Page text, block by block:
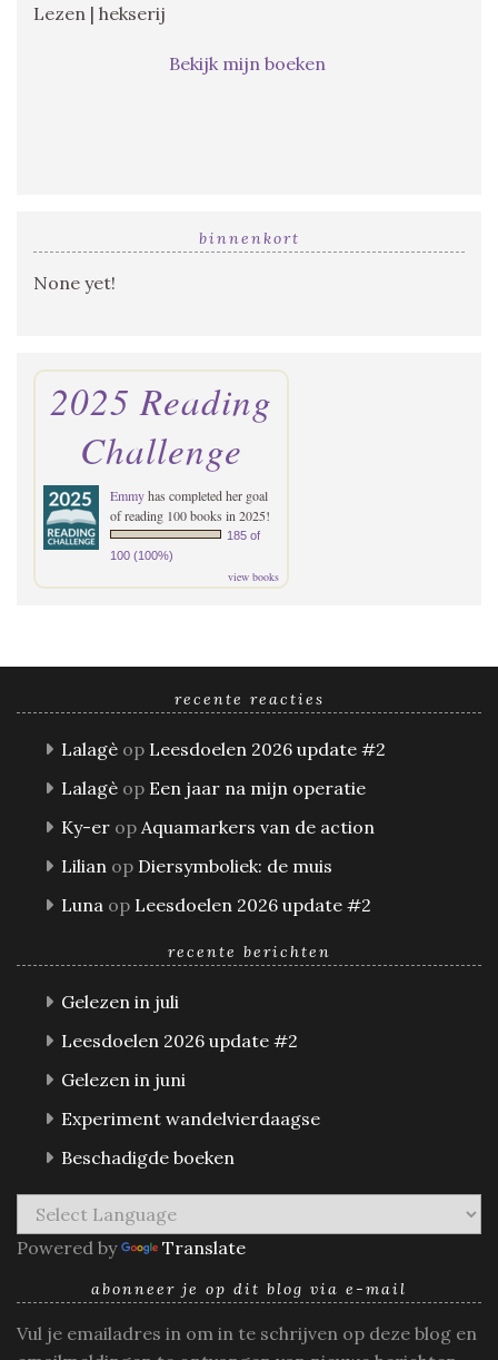
Lezen | hekserij
Bekijk mijn boeken
binnenkort
None yet!
2025 Reading
Challenge
Emmyhas completed her goal
of reading 100 books in 2025!
185 of
100 (100%)
view books
recente reacties
Lalagè op Leesdoelen 2026 update #2
Lalagè op Een jaar na mijn operatie
Ky-er op Aquamarkers van de action
Lilian op Diersymboliek: de muis
Luna op Leesdoelen 2026 update #2
recente berichten
Gelezen in juli
Leesdoelen 2026 update #2
Gelezen in juni
Experiment wandelvierdaagse
Beschadigde boeken
Powered by Translate
abonneer je op dit blog via e-mail
Vul je emailadres in om in te schrijven op deze blog en